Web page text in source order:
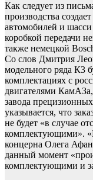
Как следует из
производства
автомобилей и
коробкой передачи
также немецкой
Со слов Дмитрия
модельного ряда К3
комплектациях с
двигателями
завода
указывается, что
не будет «в случае
комплектующими».
концерна Олега
данный момент
комплектующими и